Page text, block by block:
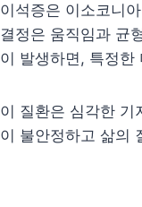
이석증은 이소코니
결정은 움직임과 균
이 발생하면, 특정한
이 질환은 심각한 기
이 불안정하고 삶의